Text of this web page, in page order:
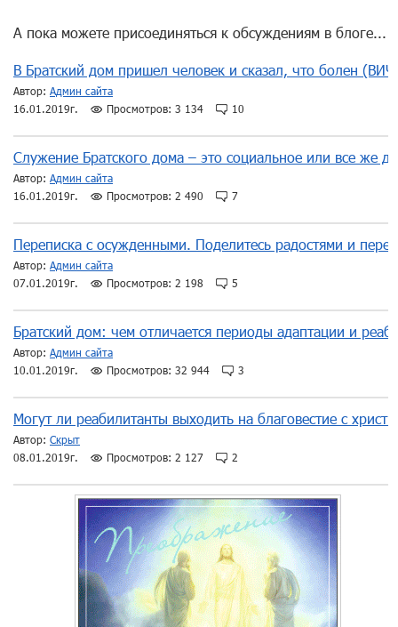
А пока можете присоединяться к обсуждениям в блоге...
В Братский дом пришел человек и сказал, что болен
Автор: Админ сайта
16.01.2019г.
Просмотров: 3 134 10
Служение Братского дома – это социальное или все же
Автор: Админ сайта
16.01.2019г.
Просмотров: 2 490 7
Переписка с осужденными. Поделитесь радостями и
Автор: Админ сайта
07.01.2019г.
Просмотров: 2 198 5
Братский дом: чем отличается периоды адаптации и
Автор: Админ сайта
10.01.2019г.
Просмотров: 32 944 3
Могут ли реабилитанты выходить на благовестие с
Автор: Скрыт
08.01.2019г.
Просмотров: 2 127 2